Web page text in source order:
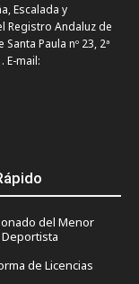
Escalada y
Registro Andaluz de
Paula nº 23, 2ª
E-mail:
del Menor
Deportista
de Licencias